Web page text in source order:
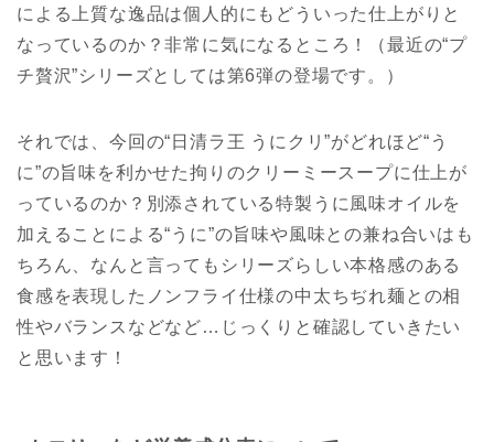
による上質な逸品は個人的にもどういった仕上がりと
なっているのか？非常に気になるところ！（最近の“プ
チ贅沢”シリーズとしては第6弾の登場です。）
それでは、今回の“日清ラ王 うにクリ”がどれほど“う
に”の旨味を利かせた拘りのクリーミースープに仕上が
っているのか？別添されている特製うに風味オイルを
加えることによる“うに”の旨味や風味との兼ね合いはも
ちろん、なんと言ってもシリーズらしい本格感のある
食感を表現したノンフライ仕様の中太ちぢれ麺との相
性やバランスなどなど…じっくりと確認していきたい
と思います！